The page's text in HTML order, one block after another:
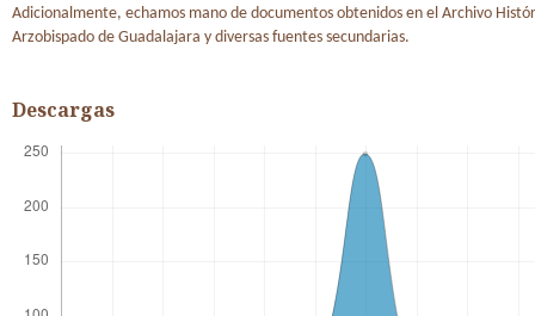
Adicionalmente, echamos mano de documentos obtenidos en el Archivo
Arzobispado de Guadalajara y diversas fuentes secundarias.
Descargas